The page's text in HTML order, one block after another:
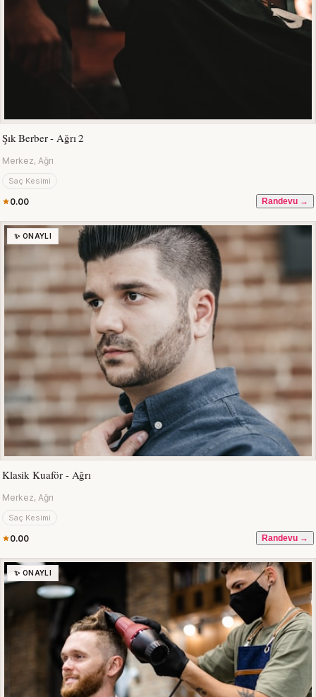
Şık Berber - Ağrı 2
Merkez, Ağrı
Saç Kesimi
0.00 Randevu →
✨ ONAYLI
Klasik Kuaför - Ağrı
Merkez, Ağrı
Saç Kesimi
0.00 Randevu →
✨ ONAYLI